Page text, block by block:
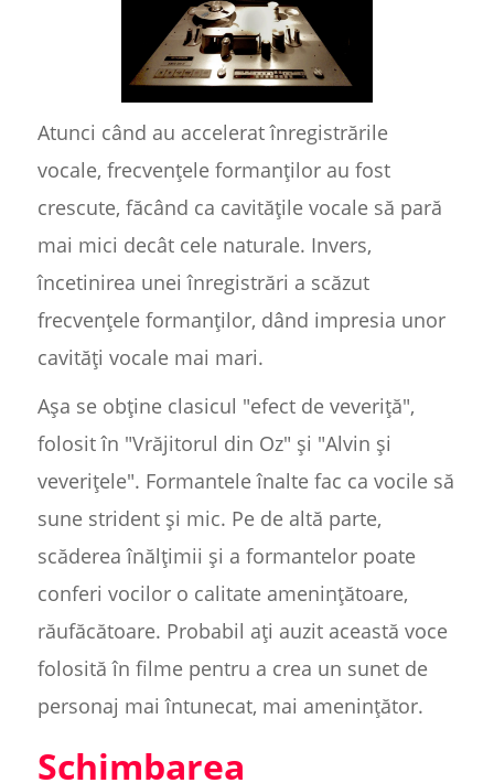
Atunci când au accelerat înregistrările
vocale, frecvențele formanților au fost
crescute, făcând ca cavitățile vocale să pară
mai mici decât cele naturale. Invers,
încetinirea unei înregistrări a scăzut
frecvențele formanților, dând impresia unor
cavități vocale mai mari.
Așa se obține clasicul "efect de veveriță",
folosit în "Vrăjitorul din Oz" și "Alvin și
veverițele". Formantele înalte fac ca vocile să
sune strident și mic. Pe de altă parte,
scăderea înălțimii și a formantelor poate
conferi vocilor o calitate amenințătoare,
răufăcătoare. Probabil ați auzit această voce
folosită în filme pentru a crea un sunet de
personaj mai întunecat, mai amenințător.
Schimbarea